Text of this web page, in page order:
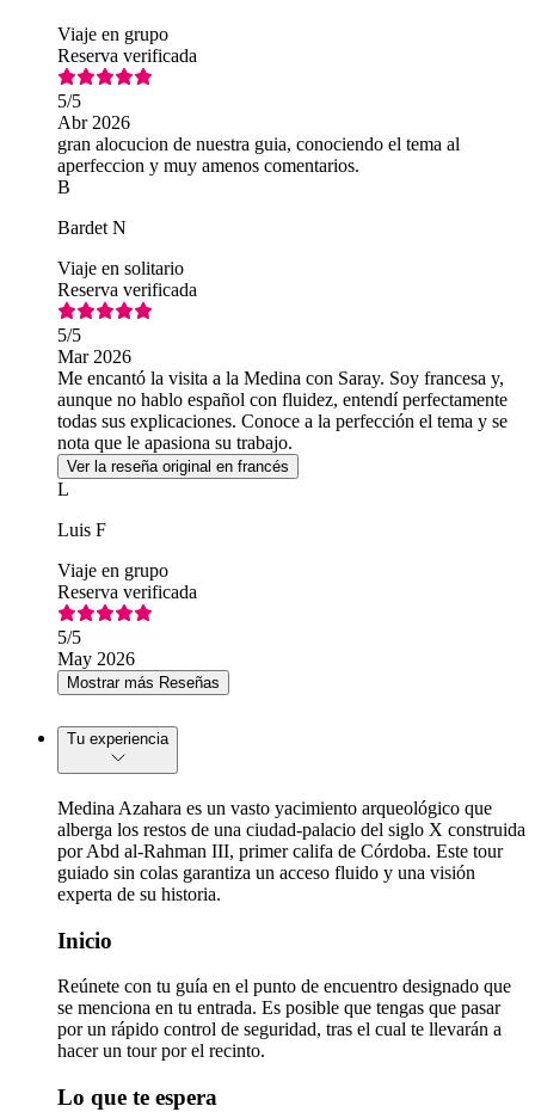
Viaje en grupo
Reserva verificada
5/5
Abr 2026
gran alocucion de nuestra guia, conociendo el tema al
aperfeccion y muy amenos comentarios.
B
Bardet N
Viaje en solitario
Reserva verificada
5/5
Mar 2026
Me encantó la visita a la Medina con Saray. Soy francesa y,
aunque no hablo español con fluidez, entendí perfectamente
todas sus explicaciones. Conoce a la perfección el tema y se
nota que le apasiona su trabajo.
Ver la reseña original en francés
L
Luis F
Viaje en grupo
Reserva verificada
5/5
May 2026
Mostrar más Reseñas
Tu experiencia
Medina Azahara es un vasto yacimiento arqueológico que
alberga los restos de una ciudad-palacio del siglo X construida
por Abd al-Rahman III, primer califa de Córdoba. Este tour
guiado sin colas garantiza un acceso fluido y una visión
experta de su historia.
Inicio
Reúnete con tu guía en el punto de encuentro designado que
se menciona en tu entrada. Es posible que tengas que pasar
por un rápido control de seguridad, tras el cual te llevarán a
hacer un tour por el recinto.
Lo que te espera